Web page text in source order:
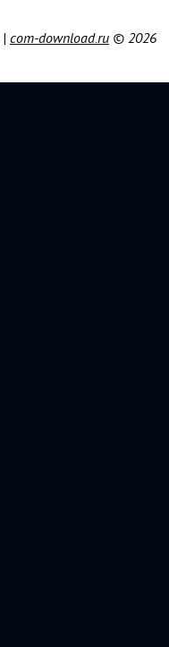
| com-download.ru © 2026